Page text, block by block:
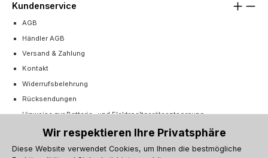
Kundenservice
AGB
Händler AGB
Versand & Zahlung
Kontakt
Widerrufsbelehrung
Rücksendungen
Hinweise zur Batterie- und Elektroaltgeräteentsorgung
Cookie-Einstellungen
Vertrag widerrufen
Wir respektieren Ihre Privatsphäre
Diese Website verwendet Cookies, um Ihnen die bestmögliche